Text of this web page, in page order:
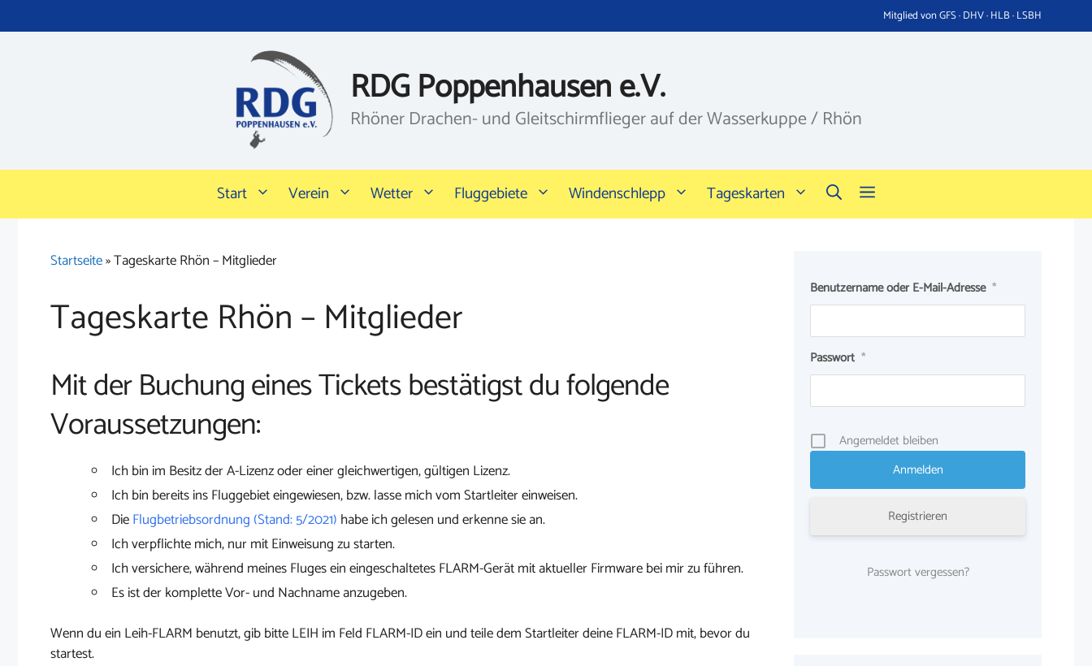
Inhalt
Mitglied von GFS · DHV · HLB · LSBH
RDG Poppenhausen e.V.
Rhöner Drachen- und Gleitschirmflieger auf der Wasserkuppe / Rhön
Start Verein Wetter Fluggebiete Windenschlepp Tageskarten
Startseite»Tageskarte Rhön – Mitglieder
Tageskarte Rhön – Mitglieder
Mit der Buchung eines Tickets bestätigst du folgende
Voraussetzungen:
Ich bin im Besitz der A-Lizenz oder einer gleichwertigen, gültigen Lizenz.
Ich bin bereits ins Fluggebiet eingewiesen, bzw. lasse mich vom Startleiter einweisen.
DieFlugbetriebsordnung (Stand: 5/2021) habe ich gelesen und erkenne sie an.
Ich verpflichte mich, nur mit Einweisung zu starten.
Ich versichere, während meines Fluges ein eingeschaltetes FLARM-Gerät mit aktueller Firmware bei mir zu führen.
Es ist der komplette Vor- und Nachname anzugeben.
Wenn du ein Leih-FLARM benutzt, gib bitte LEIH im Feld FLARM-ID ein und teile dem Startleiter deine FLARM-ID mit, bevor du
startest.
Benutzername oder E-Mail-Adresse *
Passwort *
Angemeldet bleiben
Registrieren
Passwort vergessen?